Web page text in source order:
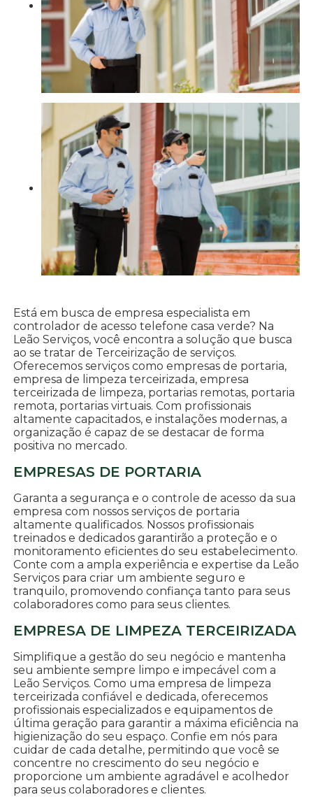
Está em busca de empresa especialista em
controlador de acesso telefone casa verde? Na
Leão Serviços, você encontra a solução que busca
ao se tratar de Terceirização de serviços.
Oferecemos serviços como empresas de portaria,
empresa de limpeza terceirizada, empresa
terceirizada de limpeza, portarias remotas, portaria
remota, portarias virtuais. Com profissionais
altamente capacitados, e instalações modernas, a
organização é capaz de se destacar de forma
positiva no mercado.
EMPRESAS DE PORTARIA
Garanta a segurança e o controle de acesso da sua
empresa com nossos serviços de portaria
altamente qualificados. Nossos profissionais
treinados e dedicados garantirão a proteção e o
monitoramento eficientes do seu estabelecimento.
Conte com a ampla experiência e expertise da Leão
Serviços para criar um ambiente seguro e
tranquilo, promovendo confiança tanto para seus
colaboradores como para seus clientes.
EMPRESA DE LIMPEZA TERCEIRIZADA
Simplifique a gestão do seu negócio e mantenha
seu ambiente sempre limpo e impecável com a
Leão Serviços. Como uma empresa de limpeza
terceirizada confiável e dedicada, oferecemos
profissionais especializados e equipamentos de
última geração para garantir a máxima eficiência na
higienização do seu espaço. Confie em nós para
cuidar de cada detalhe, permitindo que você se
concentre no crescimento do seu negócio e
proporcione um ambiente agradável e acolhedor
para seus colaboradores e clientes.